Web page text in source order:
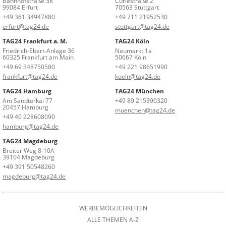
99084 Erfurt
+49 361 34947880
erfurt@tag24.de
70563 Stuttgart
+49 711 21952530
stuttgart@tag24.de
TAG24 Frankfurt a. M.
Friedrich-Ebert-Anlage 36
60325 Frankfurt am Main
+49 69 348750580
frankfurt@tag24.de
TAG24 Köln
Neumarkt 1a
50667 Köln
+49 221 98651990
koeln@tag24.de
TAG24 Hamburg
Am Sandtorkai 77
20457 Hamburg
+49 40 228608090
hamburg@tag24.de
TAG24 München
+49 89 215390320
muenchen@tag24.de
TAG24 Magdeburg
Breiter Weg 8-10A
39104 Magdeburg
+49 391 50548260
magdeburg@tag24.de
WERBEMÖGLICHKEITEN
ALLE THEMEN A-Z